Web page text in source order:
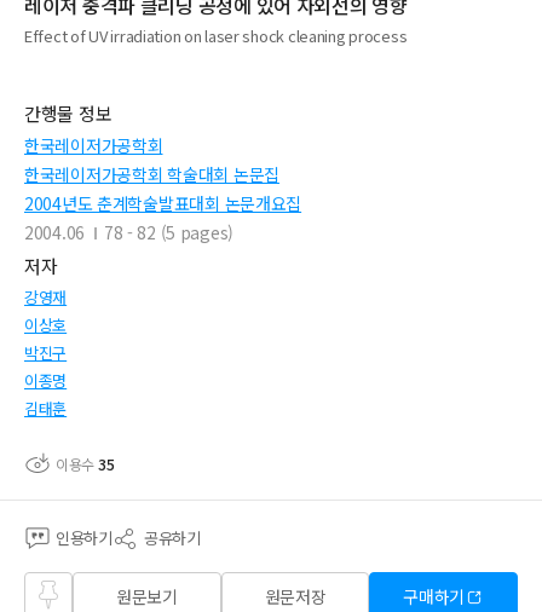
Effect of UV irradiation on laser shock cleaning process
간행물 정보
한국레이저가공학회
한국레이저가공학회 학술대회 논문집
2004년도 춘계학술발표대회 논문개요집
2004.06
78 - 82 (5 pages)
저자
강영재
이상호
박진구
이종명
김태훈
이용수35
인용하기 공유하기
즐겨
원문보기 원문저장 구매하기